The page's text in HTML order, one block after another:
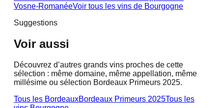
Vosne-RomanéeVoir tous les vins de Bourgogne
Suggestions
Voir aussi
Découvrez d’autres grands vins proches de cette
sélection : même domaine, même appellation, même
millésime ou sélection Bordeaux Primeurs 2025.
Tous les BordeauxBordeaux Primeurs 2025Tous les